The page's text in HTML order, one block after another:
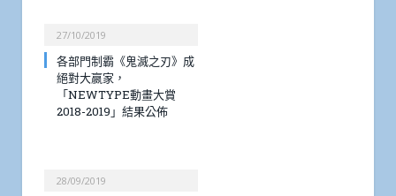
27/10/2019
各部門制霸《鬼滅之刃》成
絕對大嬴家，
「NEWTYPE動畫大賞
2018-2019」結果公佈
28/09/2019